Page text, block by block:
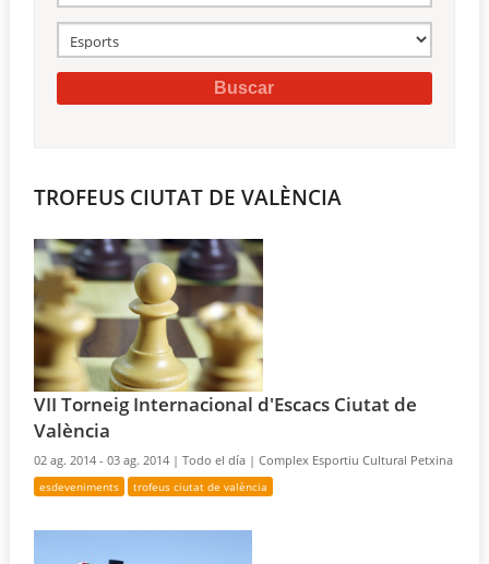
TROFEUS CIUTAT DE VALÈNCIA
VII Torneig Internacional d'Escacs Ciutat de
València
02 ag. 2014 - 03 ag. 2014 |Todo el día |Complex Esportiu Cultural Petxina
esdeveniments trofeus ciutat de valència